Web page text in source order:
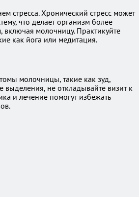
стресса. Хронический стресс может
что делает организм более
молочницу. Практикуйте
как йога или медитация.
молочницы, такие как зуд,
не откладывайте визит к
и лечение помогут избежать